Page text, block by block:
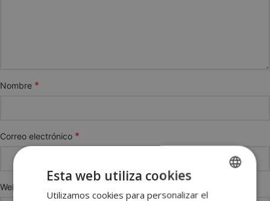
Nombre *
Correo electrónico *
Web
SPANISH
Esta web utiliza cookies
Utilizamos cookies para personalizar el